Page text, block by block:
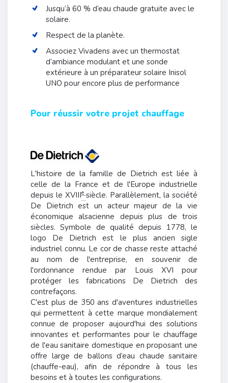
Jusqu’à 60 % d’eau chaude gratuite avec le
solaire.
Respect de la planète.
Associez Vivadens avec un thermostat
d’ambiance modulant et une sonde
extérieure à un préparateur solaire Inisol
UNO pour encore plus de performance
Pour réussir votre projet chauffage
L'histoire de la famille de Dietrich est liée à
celle de la France et de l'Europe industrielle
depuis le XVIIIe siècle. Parallèlement, la société
De Dietrich est un acteur majeur de la vie
économique alsacienne depuis plus de trois
siècles. Symbole de qualité depuis 1778, le
logo De Dietrich est le plus ancien sigle
industriel connu. Le cor de chasse reste attaché
au nom de l'entreprise, en souvenir de
l'ordonnance rendue par Louis XVI pour
protéger les fabrications De Dietrich des
contrefaçons.
C'est plus de 350 ans d'aventures industrielles
qui permettent à cette marque mondialement
connue de proposer aujourd'hui des solutions
innovantes et performantes pour le chauffage
de l'eau sanitaire domestique en proposant une
offre large de ballons d’eau chaude sanitaire
(chauffe-eau), afin de répondre à tous les
besoins et à toutes les configurations.